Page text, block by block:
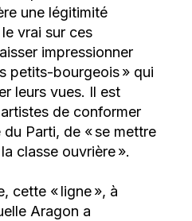
une légitimité
vrai sur ces
impressionner
petits-bourgeois » qui
leurs vues. Il est
de conformer
Parti, de « se mettre
classe ouvrière ».
cette « ligne », à
Aragon a